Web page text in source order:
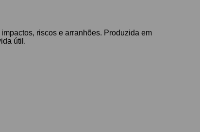
riscos e arranhões. Produzida em
útil.